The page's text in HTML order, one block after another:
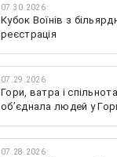
07.30.2026
Кубок Воїнів з
реєстрація
07.29.2026
Гори, ватра і
об’єднала людей у
07.28.2026